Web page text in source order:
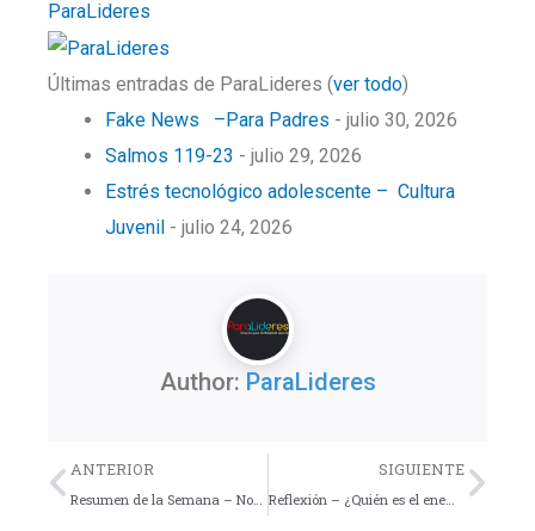
ParaLideres
Últimas entradas de ParaLideres (ver todo)
Fake News –Para Padres - julio 30, 2026
Salmos 119-23 - julio 29, 2026
Estrés tecnológico adolescente – Cultura
Juvenil - julio 24, 2026
Author: ParaLideres
Previo
ANTERIOR SIGUIENTE
Reflexión – ¿Quién es el enemigo?